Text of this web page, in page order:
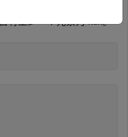
有至少一个元素为NaN。